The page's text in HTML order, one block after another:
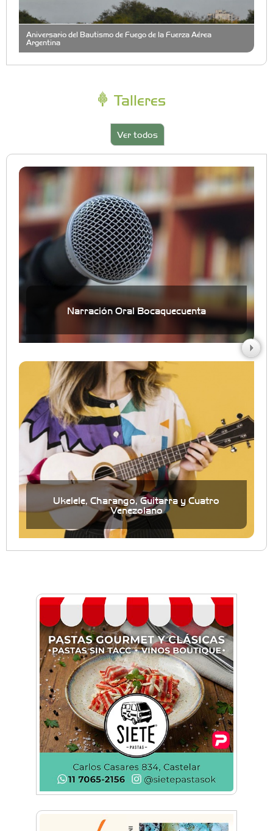
Aniversario del Bautismo de Fuego de la Fuerza Aérea
Argentina
Talleres
Ver todos
Narración Oral Bocaquecuenta
Ukelele, Charango, Guitarra y Cuatro
Venezolano